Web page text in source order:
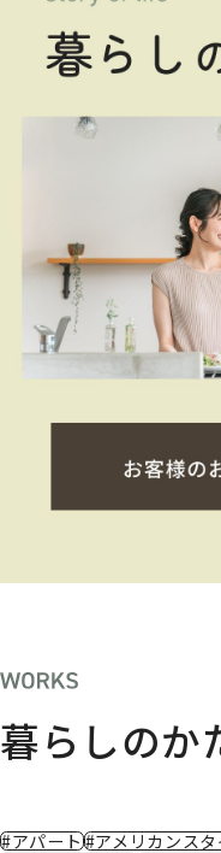
暮らしのか
#アパート#アメリカンス